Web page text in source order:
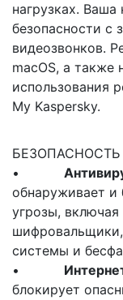
нагрузках.
безопасности с
видеозвонков.
macOS, а также
использования
My Kaspersky.
БЕЗОПАСНОСТЬ
•
обнаруживает
угрозы,
системы и
•
блокирует